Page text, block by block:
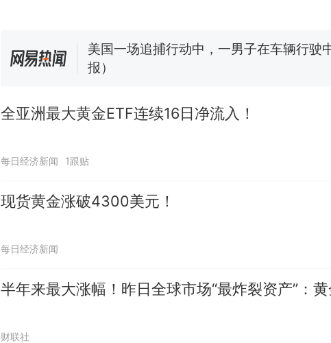
“不想干了特提出辞职”，疑似南京大学数
回应：喻良教授已卸任院长一职，不清楚
参考消息）
西班牙飞地休达边境，摩洛哥士兵搬
全亚洲最大黄金ETF连续16日净流入！
每日经济新闻 1跟贴
现货黄金涨破4300美元！
每日经济新闻
半年来最大涨幅！昨日全球市场“最炸裂资产”：
财联社